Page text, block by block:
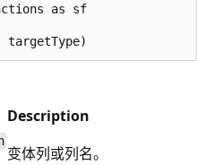
as sf
Description
变体列或列名。